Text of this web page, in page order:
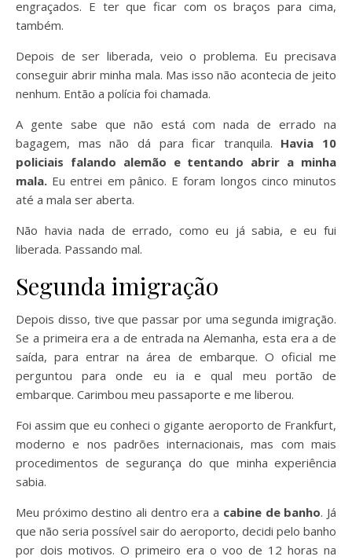
engraçados. E ter que ficar com os braços para cima,
também.
Depois de ser liberada, veio o problema. Eu precisava
conseguir abrir minha mala. Mas isso não acontecia de jeito
nenhum. Então a polícia foi chamada.
A gente sabe que não está com nada de errado na
bagagem, mas não dá para ficar tranquila. Havia 10
policiais falando alemão e tentando abrir a minha
mala. Eu entrei em pânico. E foram longos cinco minutos
até a mala ser aberta.
Não havia nada de errado, como eu já sabia, e eu fui
liberada. Passando mal.
Segunda imigração
Depois disso, tive que passar por uma segunda imigração.
Se a primeira era a de entrada na Alemanha, esta era a de
saída, para entrar na área de embarque. O oficial me
perguntou para onde eu ia e qual meu portão de
embarque. Carimbou meu passaporte e me liberou.
Foi assim que eu conheci o gigante aeroporto de Frankfurt,
moderno e nos padrões internacionais, mas com mais
procedimentos de segurança do que minha experiência
sabia.
Meu próximo destino ali dentro era a cabine de banho. Já
que não seria possível sair do aeroporto, decidi pelo banho
por dois motivos. O primeiro era o voo de 12 horas na